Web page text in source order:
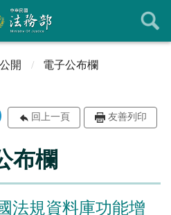
開
電子公布欄
回上一頁 友善列印
布欄
法規資料庫功能增